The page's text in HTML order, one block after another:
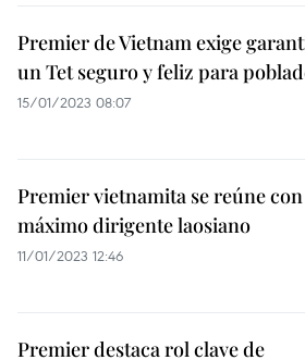
Premier de Vietnam exige
un Tet seguro y feliz para
15/01/2023 08:07
Premier vietnamita se reúne con
máximo dirigente laosiano
11/01/2023 12:46
Premier destaca rol clave de